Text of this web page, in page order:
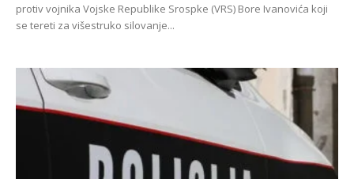
protiv vojnika Vojske Republike Srospke (VRS) Bore Ivanovića koji
se tereti za višestruko silovanje...